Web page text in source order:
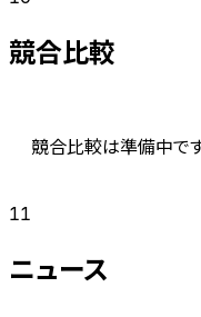
競合比較
競合比較は準備中です
11
ニュース